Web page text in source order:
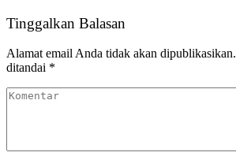
Tinggalkan Balasan
Alamat email Anda tidak akan dipublikasikan.
ditandai *